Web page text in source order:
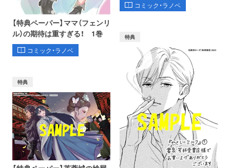
【特典ペーパー】ママ（フェンリ
ル）の期待は重すぎる！ 1巻
コミック・ラノベ
コミック・ラノベ
特典
特典